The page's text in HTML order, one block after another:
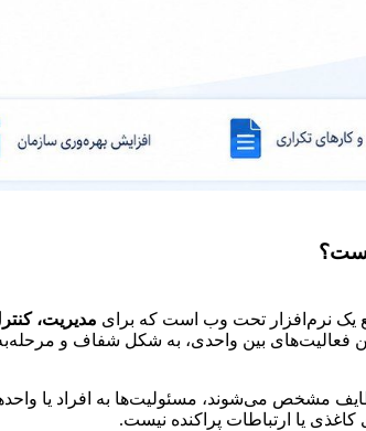
یک نرم‌افزار تحت وب است که برای مدیریت،
فعالیت‌های بین واحدی، به شکل شفاف و
مشخص می‌شوند، مسئولیت‌ها به افراد یا
یا ارتباطات پراکنده نیست.